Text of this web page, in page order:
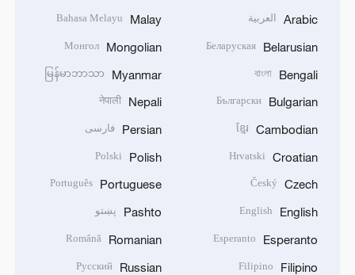
Arabic العربية
Belarusian
Беларуская
Bengali
বাংলা
Bulgarian
Български
Cambodian
ខ្មែរ
Croatian
Hrvatski
Czech
Český
English
English
Esperanto
Esperanto
Filipino
Filipino
Malay
Bahasa Melayu
Mongolian
Монгол
Myanmar
မြန်မာဘာသာ
Nepali
नेपाली
Persian فارسی
Polish
Polski
Portuguese
Português
Pashto پښتو
Romanian
Română
Russian
Русский